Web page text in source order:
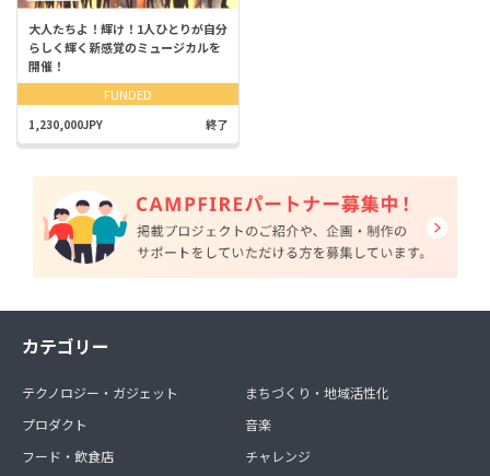
大人たちよ！輝け！1人ひとりが自分
らしく輝く新感覚のミュージカルを
開催！
FUNDED
1,230,000JPY 終了
カテゴリー
テクノロジー・ガジェット
プロダクト
フード・飲食店
まちづくり・地域活性化
音楽
チャレンジ